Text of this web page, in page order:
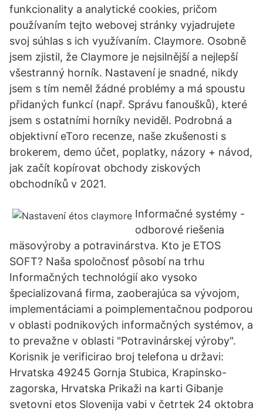
funkcionality a analytické cookies, pričom
používaním tejto webovej stránky vyjadrujete
svoj súhlas s ich využívaním. Claymore. Osobně
jsem zjistil, že Claymore je nejsilnější a nejlepší
všestranný horník. Nastavení je snadné, nikdy
jsem s tím neměl žádné problémy a má spoustu
přidaných funkcí (např. Správu fanoušků), které
jsem s ostatními horníky neviděl. Podrobná a
objektivní eToro recenze, naše zkušenosti s
brokerem, demo účet, poplatky, názory + návod,
jak začít kopírovat obchody ziskových
obchodníků v 2021.
Informačné systémy -
odborové riešenia
mäsovýroby a potravinárstva. Kto je ETOS
SOFT? Naša spoločnosť pôsobí na trhu
Informačných technológií ako vysoko
špecializovaná firma, zaoberajúca sa vývojom,
implementáciami a poimplementačnou podporou
v oblasti podnikových informačných systémov, a
to prevažne v oblasti "Potravinárskej výroby".
Korisnik je verificirao broj telefona u državi:
Hrvatska 49245 Gornja Stubica, Krapinsko-
zagorska, Hrvatska Prikaži na karti Gibanje
svetovni etos Slovenija vabi v četrtek 24 oktobra